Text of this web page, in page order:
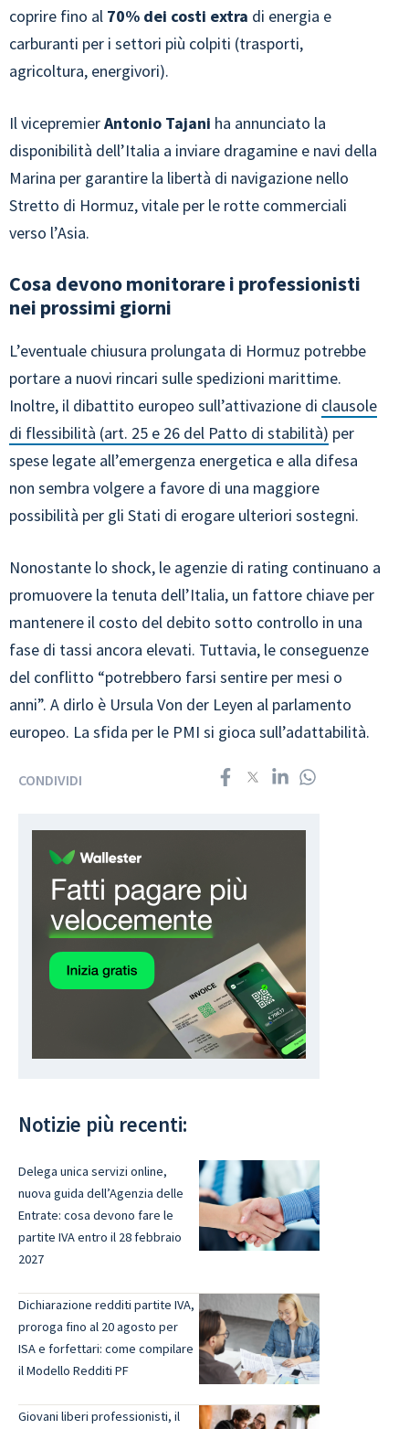
coprire fino al 70% dei costi extra di energia e
carburanti per i settori più colpiti (trasporti,
agricoltura, energivori).
Il vicepremierAntonio Tajani ha annunciato la
disponibilità dell’Italia a inviare dragamine e navi della
Marina per garantire la libertà di navigazione nello
Stretto di Hormuz, vitale per le rotte commerciali
verso l’Asia.
Cosa devono monitorare i professionisti
nei prossimi giorni
L’eventuale chiusura prolungata di Hormuz potrebbe
portare a nuovi rincari sulle spedizioni marittime.
Inoltre, il dibattito europeo sull’attivazione di clausole
di flessibilità (art. 25 e 26 del Patto di stabilità) per
spese legate all’emergenza energetica e alla difesa
non sembra volgere a favore di una maggiore
possibilità per gli Stati di erogare ulteriori sostegni.
Nonostante lo shock, le agenzie di rating continuano a
promuovere la tenuta dell’Italia, un fattore chiave per
mantenere il costo del debito sotto controllo in una
fase di tassi ancora elevati. Tuttavia, le conseguenze
del conflitto “potrebbero farsi sentire per mesi o
anni”. A dirlo è Ursula Von der Leyen al parlamento
europeo. La sfida per le PMI si gioca sull’adattabilità.
CONDIVIDI
Notizie più recenti:
Delega unica servizi online,
nuova guida dell’Agenzia delle
Entrate: cosa devono fare le
partite IVA entro il 28 febbraio
2027
Dichiarazione redditi partite IVA,
proroga fino al 20 agosto per
ISA e forfettari: come compilare
il Modello Redditi PF
Giovani liberi professionisti, il